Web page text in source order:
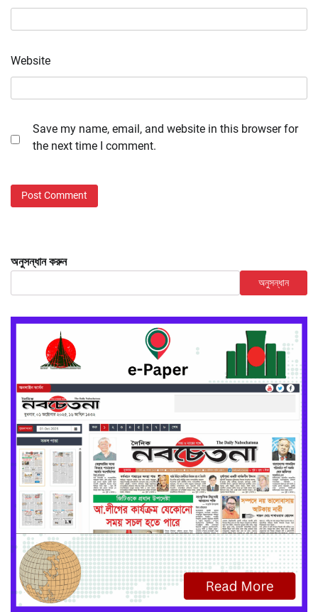
Website
Save my name, email, and website in this browser for
the next time I comment.
অনুসন্ধান করুন
অনুসন্ধান